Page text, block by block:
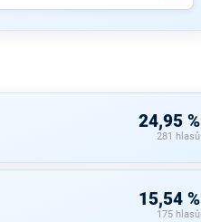
24,95 %
281 hlasů
15,54 %
175 hlasů